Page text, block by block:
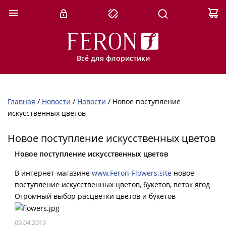
Всё для флористики
Главная / Новости / Новости / Новое поступление
искусственных цветов
Новое поступление искусственных цветов
Новое поступление искусственных цветов
В интернет-магазине www.Feron-Flowers.site новое
поступление искусственных цветов, букетов, веток ягод
Огромный выбор расцветки цветов и букетов
09.04.2019